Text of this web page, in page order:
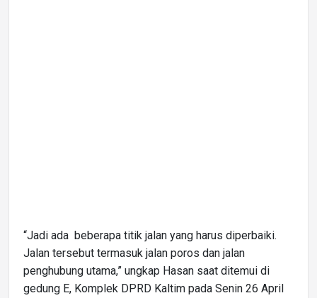
“Jadi ada beberapa titik jalan yang harus diperbaiki.
Jalan tersebut termasuk jalan poros dan jalan
penghubung utama,” ungkap Hasan saat ditemui di
gedung E, Komplek DPRD Kaltim pada Senin 26 April